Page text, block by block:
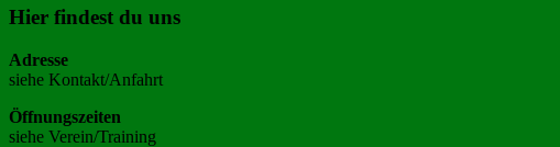
Hier findest du uns
Adresse
siehe Kontakt/Anfahrt
Öffnungszeiten
siehe Verein/Training